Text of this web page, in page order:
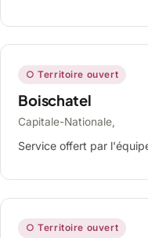
○ Territoire ouvert
Boischatel
Capitale-Nationale,
Service offert par
○ Territoire ouvert